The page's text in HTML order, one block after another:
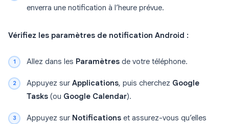
enverra une notification à l’heure prévue.
Vérifiez les paramètres de notification Android :
Allez dans les Paramètres de votre téléphone.
Appuyez sur Applications, puis cherchez Google
Tasks (ou Google Calendar).
Appuyez sur Notifications et assurez-vous qu’elles